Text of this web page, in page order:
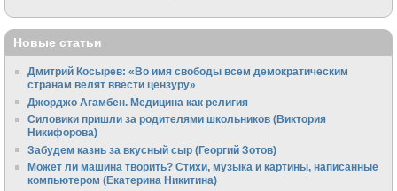
Новые статьи
Дмитрий Косырев: «Во имя свободы всем демократическим
странам велят ввести цензуру»
Джорджо Агамбен. Медицина как религия
Силовики пришли за родителями школьников (Виктория
Никифорова)
Забудем казнь за вкусный сыр (Георгий Зотов)
Может ли машина творить? Стихи, музыка и картины, написанные
компьютером (Екатерина Никитина)